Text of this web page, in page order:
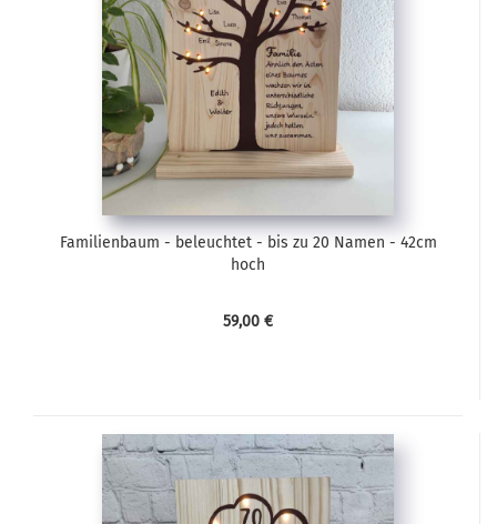
Familienbaum - beleuchtet - bis zu 20 Namen - 42cm
hoch
59,00 €